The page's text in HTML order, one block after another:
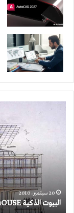
20 سبتمبر، 2010
البيوت الذكية sMART hOUSE